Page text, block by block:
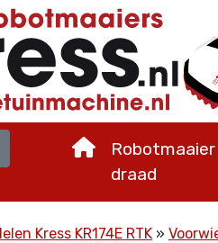
draad
Kress KR174E RTK